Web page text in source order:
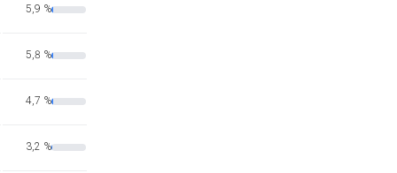
5,9 %
5,8 %
4,7 %
3,2 %